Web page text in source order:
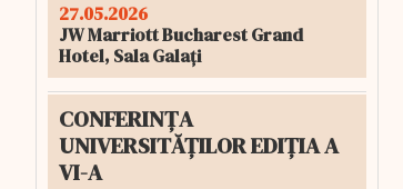
27.05.2026
JW Marriott Bucharest Grand
Hotel, Sala Galați
CONFERINȚA
UNIVERSITĂȚILOR EDIȚIA A
VI-A